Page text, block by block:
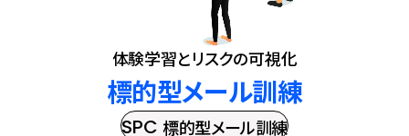
体験学習とリスクの可視化
標的型メール訓練
SPC標的型メール訓練